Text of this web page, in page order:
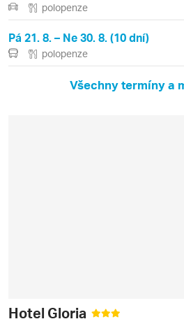
polopenze
Pá 21. 8. – Ne 30. 8. (10 dní)
polopenze
Všechny termíny a
Hotel Gloria